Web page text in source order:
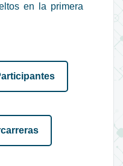
en la primera